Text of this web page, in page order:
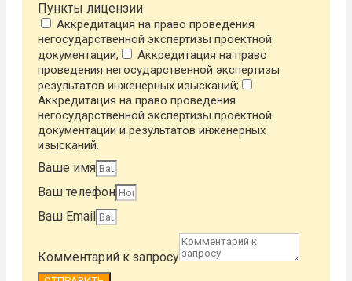
Пункты лицензии
Аккредитация на право проведения
негосударственной экспертизы проектной
документации;
Аккредитация на право
проведения негосударственной экспертизы
результатов инженерных изысканий;
Аккредитация на право проведения
негосударственной экспертизы проектной
документации и результатов инженерных
изысканий.
Ваше имя
Ваш телефон
Ваш Email
Комментарий к запросу